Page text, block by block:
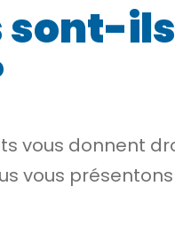
vous donnent
vous